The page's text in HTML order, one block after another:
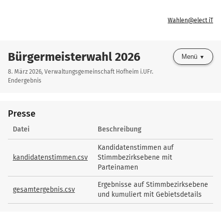
Wahlen@elect iT
Bürgermeisterwahl 2026
8. März 2026, Verwaltungsgemeinschaft Hofheim i.UFr.
Endergebnis
Menü
Presse
Presse
Datei Beschreibung
kandidatenstimmen.csv
Kandidatenstimmen auf
Stimmbezirksebene mit
Parteinamen
gesamtergebnis.csv
Ergebnisse auf Stimmbezirksebene
und kumuliert mit Gebietsdetails